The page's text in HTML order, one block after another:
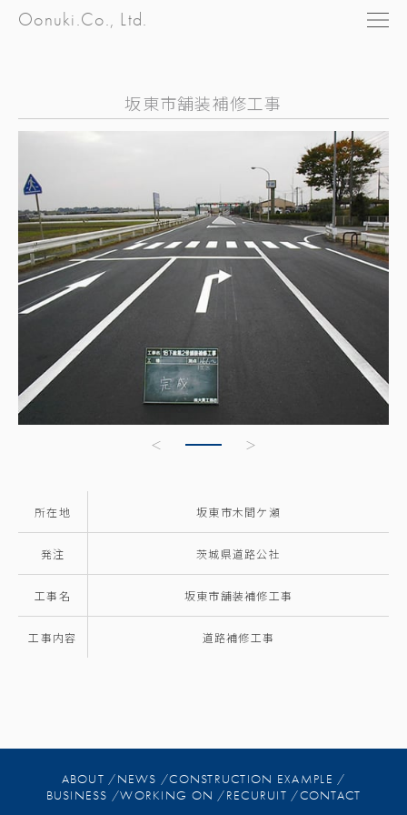
Oonuki.Co., Ltd.
坂東市舗装補修工事
所在地 坂東市木間ケ瀬
発注 茨城県道路公社
工事名 坂東市舗装補修工事
工事内容 道路補修工事
ABOUT /NEWS /CONSTRUCTION EXAMPLE /
BUSINESS /WORKING ON /RECURUIT /CONTACT